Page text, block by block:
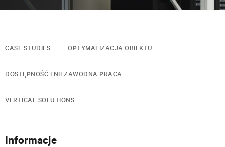
CASE STUDIES OPTYMALIZACJA OBIEKTU
DOSTĘPNOŚĆ I NIEZAWODNA PRACA
VERTICAL SOLUTIONS
Informacje